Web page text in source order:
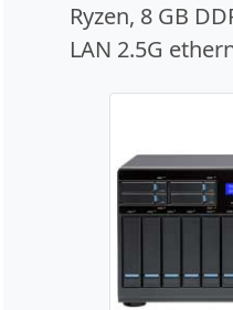
Ryzen, 8 GB
LAN 2.5G